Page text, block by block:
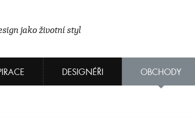
jako životní styl
DESIGNÉŘI OBCHODY